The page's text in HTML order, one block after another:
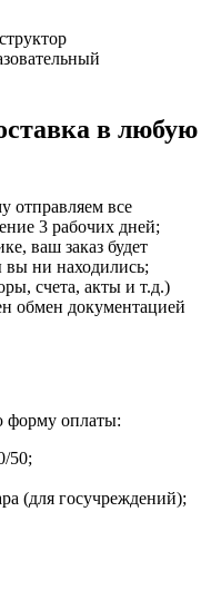
в любую
отправляем все
3 рабочих дней;
ваш заказ будет
вы ни находились;
счета, акты и т.д.)
обмен документацией
форму оплаты:
50;
(для госучреждений);